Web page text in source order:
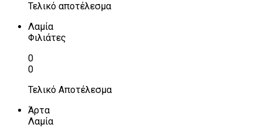
Τελικό αποτέλεσμα
Λαμία
Φιλιάτες
0
0
Τελικό Αποτέλεσμα
Άρτα
Λαμία